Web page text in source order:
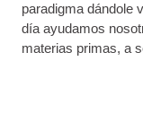
paradigma dándole
día ayudamos
materias primas, a